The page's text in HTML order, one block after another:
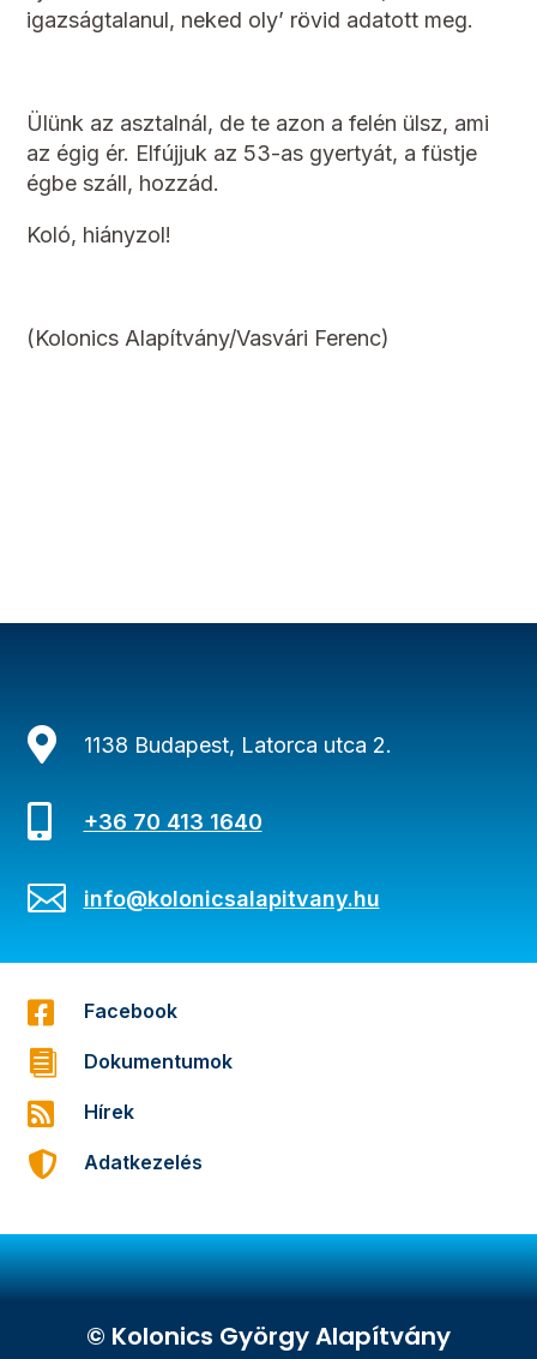
igazságtalanul, neked oly’ rövid adatott meg.
Ülünk az asztalnál, de te azon a felén ülsz, ami
az égig ér. Elfújjuk az 53-as gyertyát, a füstje
égbe száll, hozzád.
Koló, hiányzol!
(Kolonics Alapítvány/Vasvári Ferenc)
 1138 Budapest, Latorca utca 2.
 +36 70 413 1640
 info@kolonicsalapitvany.hu
 Facebook
 Dokumentumok
 Hírek
 Adatkezelés
© Kolonics György Alapítvány